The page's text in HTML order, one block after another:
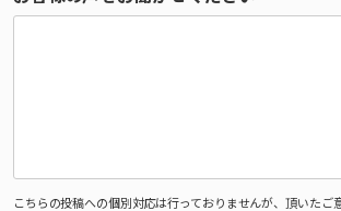
こちらの投稿への個別対応は行っておりませんが、頂いたご